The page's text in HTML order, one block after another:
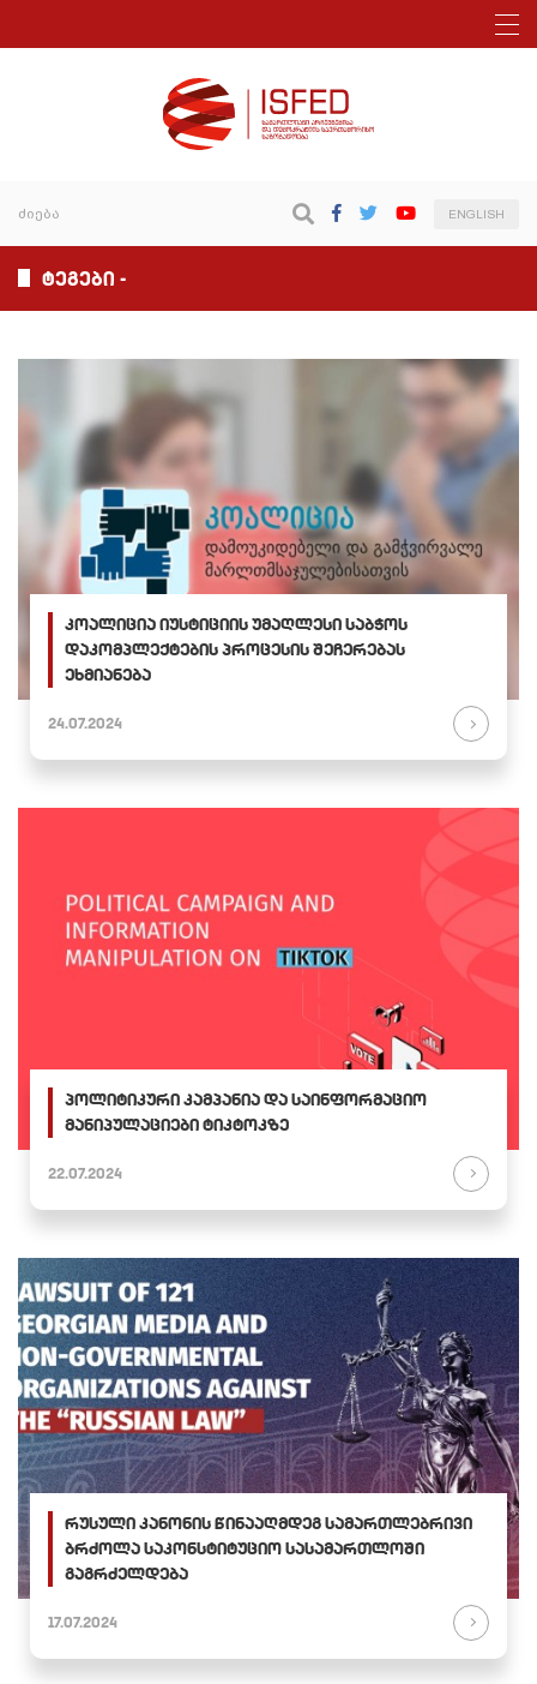
ENGLISH
ტეგები -
კოალიცია იუსტიციის უმაღლესი საბჭოს
დაკომპლექტების პროცესის შეჩერებას
ეხმიანება
24.07.2024
პოლიტიკური კამპანია და საინფორმაციო
მანიპულაციები ტიკტოკზე
22.07.2024
რუსული კანონის წინააღმდეგ სამართლებრივი
ბრძოლა საკონსტიტუციო სასამართლოში
გაგრძელდება
17.07.2024